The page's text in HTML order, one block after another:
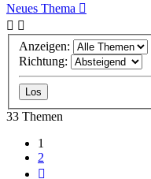
Neues Thema
Anzeigen:
Richtung:
33 Themen
1
2